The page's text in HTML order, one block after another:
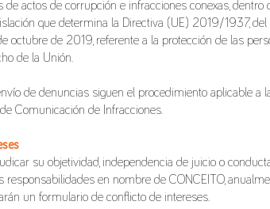
de actos de corrupción e infracciones conexas, dentro
que determina la Directiva (UE) 2019/1937,
octubre de 2019, referente a la protección de las
de la Unión.
de denuncias siguen el procedimiento aplicable a
Comunicación de Infracciones.
su objetividad, independencia de juicio o
en nombre de CONCEITO,
un formulario de conflicto de intereses.